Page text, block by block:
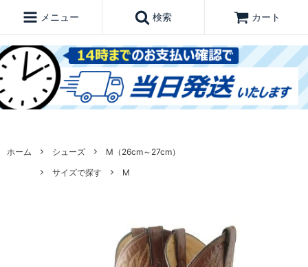
メニュー 検索 カート
ホーム シューズ
M（26cm～27cm）
サイズで探す
M